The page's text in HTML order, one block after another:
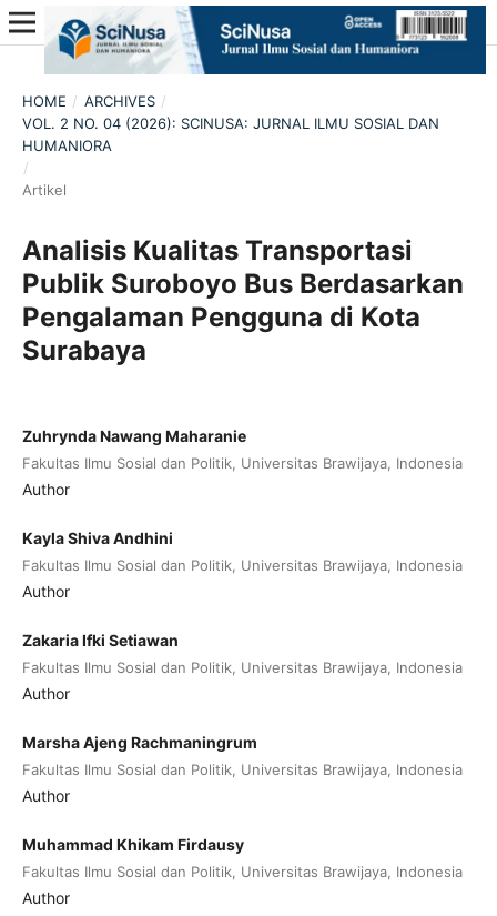
HOME / ARCHIVES /
VOL. 2 NO. 04 (2026): SCINUSA: JURNAL ILMU SOSIAL DAN
HUMANIORA
/
Artikel
Analisis Kualitas Transportasi
Publik Suroboyo Bus Berdasarkan
Pengalaman Pengguna di Kota
Surabaya
Zuhrynda Nawang Maharanie
Fakultas Ilmu Sosial dan Politik, Universitas Brawijaya, Indonesia
Author
Kayla Shiva Andhini
Fakultas Ilmu Sosial dan Politik, Universitas Brawijaya, Indonesia
Author
Zakaria Ifki Setiawan
Fakultas Ilmu Sosial dan Politik, Universitas Brawijaya, Indonesia
Author
Marsha Ajeng Rachmaningrum
Fakultas Ilmu Sosial dan Politik, Universitas Brawijaya, Indonesia
Author
Muhammad Khikam Firdausy
Fakultas Ilmu Sosial dan Politik, Universitas Brawijaya, Indonesia
Author